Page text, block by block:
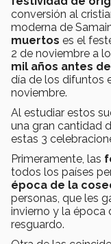
conversión al
moderna de
muertos es el
2 de noviembre a
mil años antes
día de los difuntos
noviembre.
Al estudiar estos
una gran cantidad
estas 3
Primeramente, las
todos los países
época de la
personas, que les
invierno y la época
resguardo.